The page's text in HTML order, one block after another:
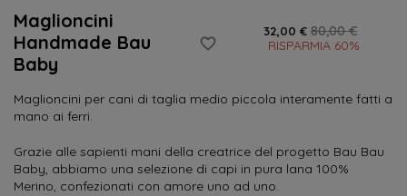
Maglioncini
Handmade Bau
Baby
favorite_border
32,00 € 80,00 €
RISPARMIA 60%
Maglioncini per cani di taglia medio piccola interamente fatti a
mano ai ferri.
Grazie alle sapienti mani della creatrice del progetto Bau Bau
Baby, abbiamo una selezione di capi in pura lana 100%
Merino, confezionati con amore uno ad uno.